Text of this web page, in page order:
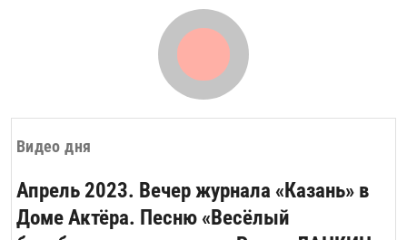
Видео дня
Апрель 2023. Вечер журнала «Казань» в
Доме Актёра. Песню «Весёлый